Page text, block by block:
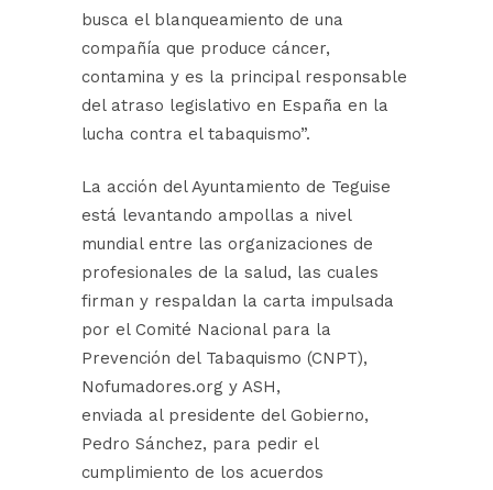
busca el blanqueamiento de una
compañía que produce cáncer,
contamina y es la principal responsable
del atraso legislativo en España en la
lucha contra el tabaquismo”.
La acción del Ayuntamiento de Teguise
está levantando ampollas a nivel
mundial entre las organizaciones de
profesionales de la salud, las cuales
firman y respaldan la carta impulsada
por el Comité Nacional para la
Prevención del Tabaquismo (CNPT),
Nofumadores.org y ASH,
enviada al presidente del Gobierno,
Pedro Sánchez, para pedir el
cumplimiento de los acuerdos